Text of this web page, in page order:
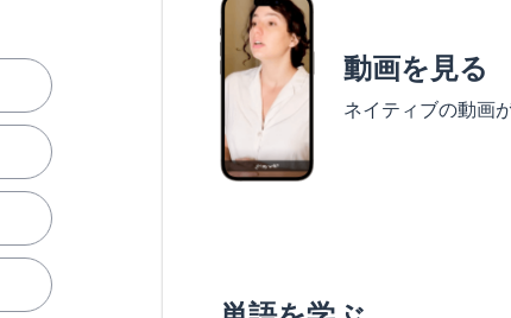
動画を見る
ネイティブの動画